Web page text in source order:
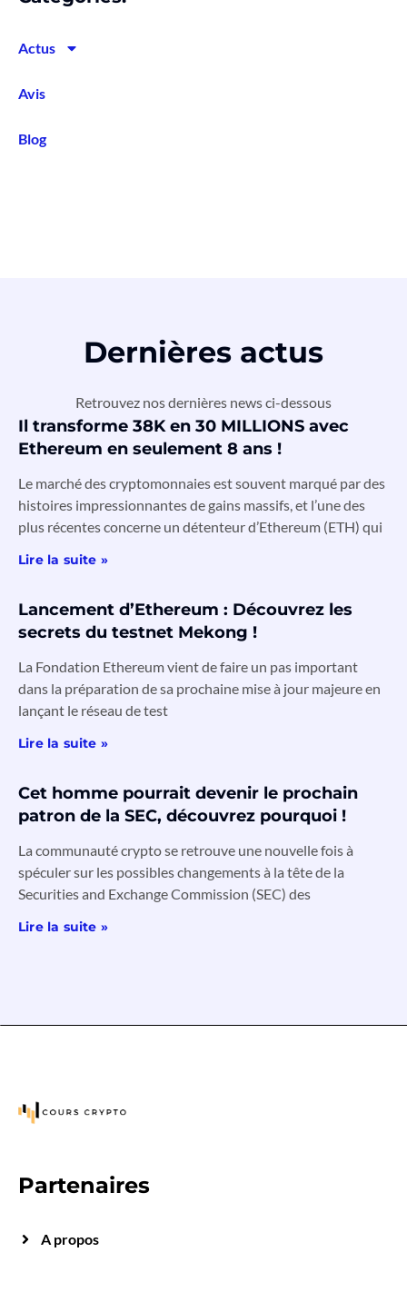
Actus
Avis
Blog
Dernières actus
Retrouvez nos dernières news ci-dessous
Il transforme 38K en 30 MILLIONS avec
Ethereum en seulement 8 ans !
Le marché des cryptomonnaies est souvent marqué par des
histoires impressionnantes de gains massifs, et l’une des
plus récentes concerne un détenteur d’Ethereum (ETH) qui
Lire la suite »
Lancement d’Ethereum : Découvrez les
secrets du testnet Mekong !
La Fondation Ethereum vient de faire un pas important
dans la préparation de sa prochaine mise à jour majeure en
lançant le réseau de test
Lire la suite »
Cet homme pourrait devenir le prochain
patron de la SEC, découvrez pourquoi !
La communauté crypto se retrouve une nouvelle fois à
spéculer sur les possibles changements à la tête de la
Securities and Exchange Commission (SEC) des
Lire la suite »
Partenaires
A propos